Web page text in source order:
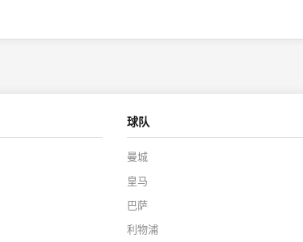
球队
曼城
皇马
巴萨
利物浦